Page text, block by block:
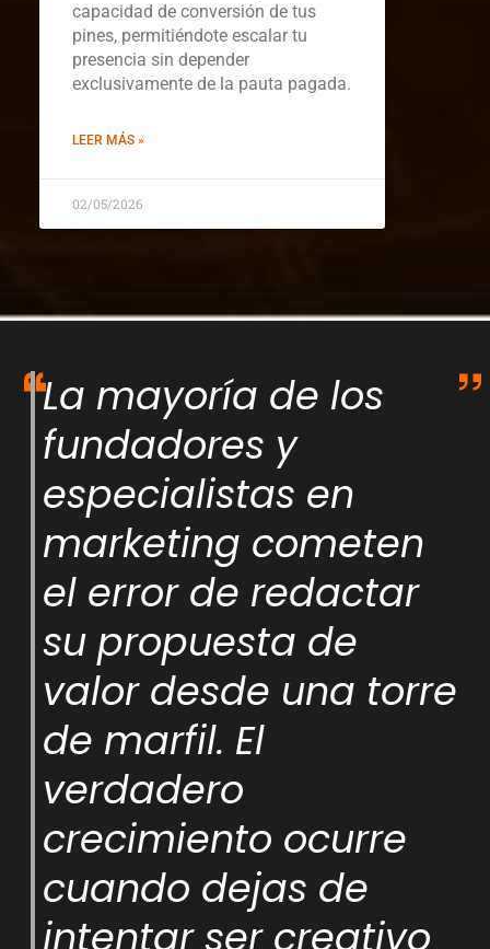
capacidad de conversión de tus
pines, permitiéndote escalar tu
presencia sin depender
exclusivamente de la pauta pagada.
LEER MÁS »
02/05/2026
La mayoría de los
fundadores y
especialistas en
marketing cometen
el error de redactar
su propuesta de
valor desde una torre
de marfil. El
verdadero
crecimiento ocurre
cuando dejas de
intentar ser creativo